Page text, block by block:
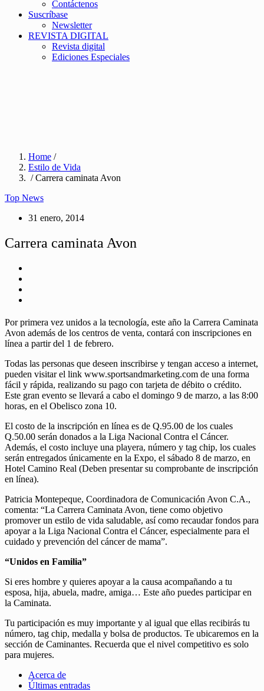
Contáctenos
Suscríbase
Newsletter
REVISTA DIGITAL
Revista digital
Ediciones Especiales
Home /
Estilo de Vida
/ Carrera caminata Avon
Top News
31 enero, 2014
Carrera caminata Avon
Por primera vez unidos a la tecnología, este año la Carrera Caminata
Avon además de los centros de venta, contará con inscripciones en
línea a partir del 1 de febrero.
Todas las personas que deseen inscribirse y tengan acceso a internet,
pueden visitar el link www.sportsandmarketing.com de una forma
fácil y rápida, realizando su pago con tarjeta de débito o crédito.
Este gran evento se llevará a cabo el domingo 9 de marzo, a las 8:00
horas, en el Obelisco zona 10.
El costo de la inscripción en línea es de Q.95.00 de los cuales
Q.50.00 serán donados a la Liga Nacional Contra el Cáncer.
Además, el costo incluye una playera, número y tag chip, los cuales
serán entregados únicamente en la Expo, el sábado 8 de marzo, en
Hotel Camino Real (Deben presentar su comprobante de inscripción
en línea).
Patricia Montepeque, Coordinadora de Comunicación Avon C.A.,
comenta: “La Carrera Caminata Avon, tiene como objetivo
promover un estilo de vida saludable, así como recaudar fondos para
apoyar a la Liga Nacional Contra el Cáncer, especialmente para el
cuidado y prevención del cáncer de mama”.
“Unidos en Familia”
Si eres hombre y quieres apoyar a la causa acompañando a tu
esposa, hija, abuela, madre, amiga… Este año puedes participar en
la Caminata.
Tu participación es muy importante y al igual que ellas recibirás tu
número, tag chip, medalla y bolsa de productos. Te ubicaremos en la
sección de Caminantes. Recuerda que el nivel competitivo es solo
para mujeres.
Acerca de
Últimas entradas